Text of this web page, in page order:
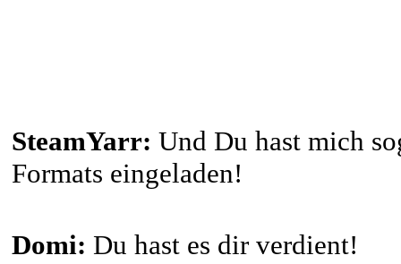
SteamYarr: Und Du hast mich
Formats eingeladen!
Domi: Du hast es dir verdient!